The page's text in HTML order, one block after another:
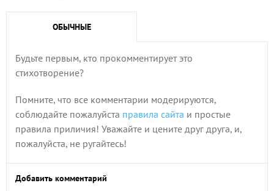
ОБЫЧНЫЕ
Будьте первым, кто прокомментирует это
стихотворение?
Помните, что все комментарии модерируются,
соблюдайте пожалуйста правила сайта и простые
правила приличия! Уважайте и цените друг друга, и,
пожалуйста, не ругайтесь!
Добавить комментарий